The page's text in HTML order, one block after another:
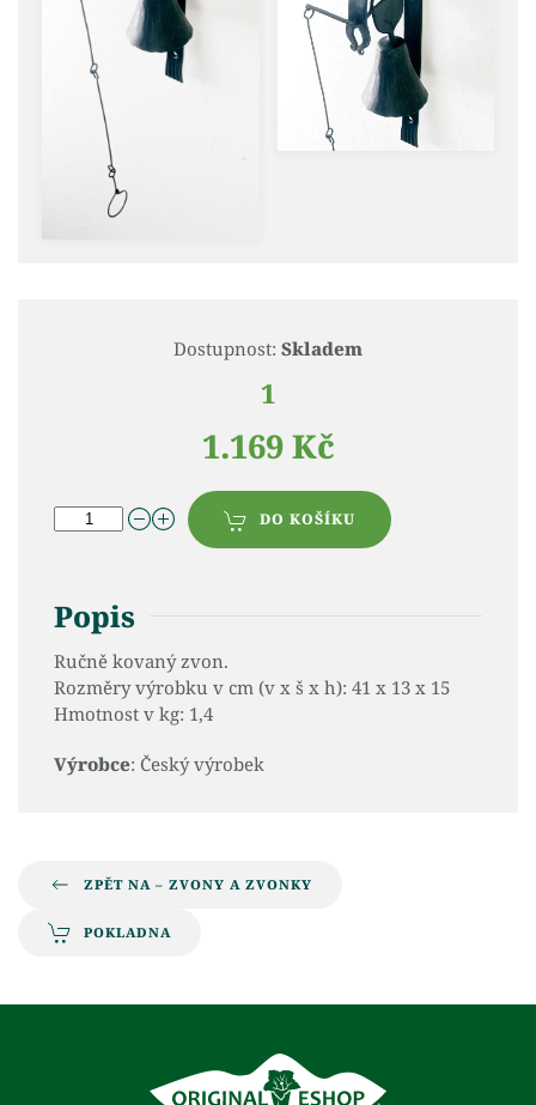
Dostupnost: Skladem
1
1.169 Kč
DO KOŠÍKU
Popis
Ručně kovaný zvon.
Rozměry výrobku v cm (v x š x h): 41 x 13 x 15
Hmotnost v kg: 1,4
Výrobce: Český výrobek
ZPĚT NA – ZVONY A ZVONKY
POKLADNA